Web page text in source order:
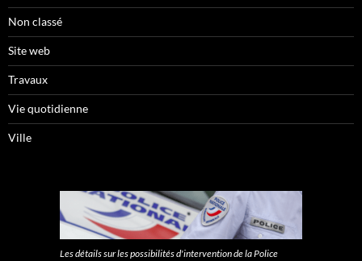
Non classé
Site web
Travaux
Vie quotidienne
Ville
Les détails sur les possibilités d'intervention de la Police